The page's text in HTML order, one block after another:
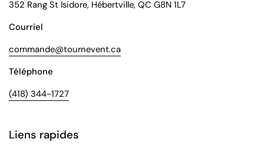
352 Rang St Isidore, Hébertville, QC G8N 1L7
Courriel
commande@tournevent.ca
Téléphone
(418) 344-1727
Liens rapides